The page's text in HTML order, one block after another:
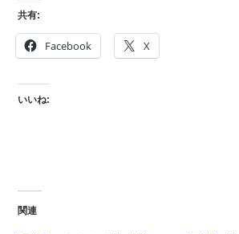
共有:
Facebook X
いいね:
関連